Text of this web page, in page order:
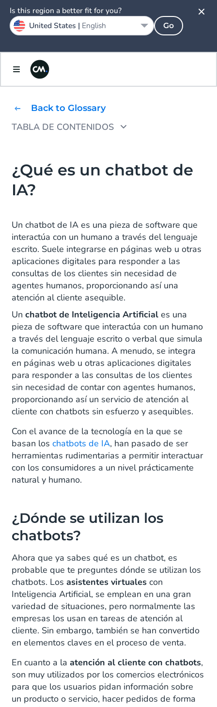
Back to Glossary
TABLA DE CONTENIDOS
¿Todos los chatbots usan IA?
¿Cuáles son las ventajas de un chatbot de
inteligencia artificial?
Cómo crear un chatbot con Inteligencia
Artificial
¿Qué es un chatbot de
IA?
Un chatbot de IA es una pieza de software que
interactúa con un humano a través del lenguaje
escrito. Suele integrarse en páginas web u otras
aplicaciones digitales para responder a las
consultas de los clientes sin necesidad de
agentes humanos, proporcionando así una
atención al cliente asequible.
Un chatbot de Inteligencia Artificial es una
pieza de software que interactúa con un humano
a través del lenguaje escrito o verbal que simula
la comunicación humana. A menudo, se integra
en páginas web u otras aplicaciones digitales
para responder a las consultas de los clientes
sin necesidad de contar con agentes humanos,
proporcionando así un servicio de atención al
cliente con chatbots sin esfuerzo y asequibles.
Con el avance de la tecnología en la que se
basan los chatbots de IA, han pasado de ser
herramientas rudimentarias a permitir interactuar
con los consumidores a un nivel prácticamente
natural y humano.
¿Dónde se utilizan los
chatbots?
Ahora que ya sabes qué es un chatbot, es
probable que te preguntes dónde se utilizan los
chatbots. Los asistentes virtuales con
Inteligencia Artificial, se emplean en una gran
variedad de situaciones, pero normalmente las
empresas los usan en tareas de atención al
cliente. Sin embargo, también se han convertido
en elementos claves en el proceso de venta.
En cuanto a la atención al cliente con chatbots,
son muy utilizados por los comercios electrónicos
para que los usuarios pidan información sobre
un producto o servicio, hacer pedidos de forma
Is this region a better fit for you?
United States | English Go